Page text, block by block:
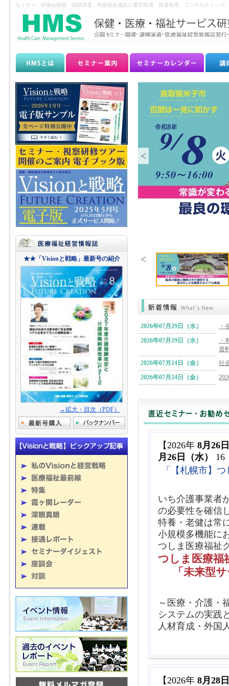
セミナー、研修会開催、講師派遣、医療福祉施設の運営指導、接遇指導、コンサルティン
★★「Visionと戦略」最新号の紹介
→拡大・目次（PDF）
2026年07月29日（水）
・
2026年07月29日（水）
・
資
2026年07月24日（金）
社
2026年07月24日（金）
2026年07月20日（月）
第
2026年07月15日（水）
令
2026年07月10日（金）
2026年06月25日（木）
・
2026年06月16日（火）
6/
2026年06月15日（月）
・
2026年06月10日（水）
病
2026年05月26日（火）
第
2026年05月26日（火）
第
2026年05月19日（火）
2026年05月15日（金）
第
2026年05月08日（金）
社
2026年05月07日（木）
・
【2026年 8月26
月26日（水）
16
「【札幌市】
いち介護事業者
の必要性を確信
特養・老健は常
小規模多機能に
つしま医療福祉
つしま医療福
「未来型
～医療・介護・
システムの実践
人材育成・外国
【2026年 8月28